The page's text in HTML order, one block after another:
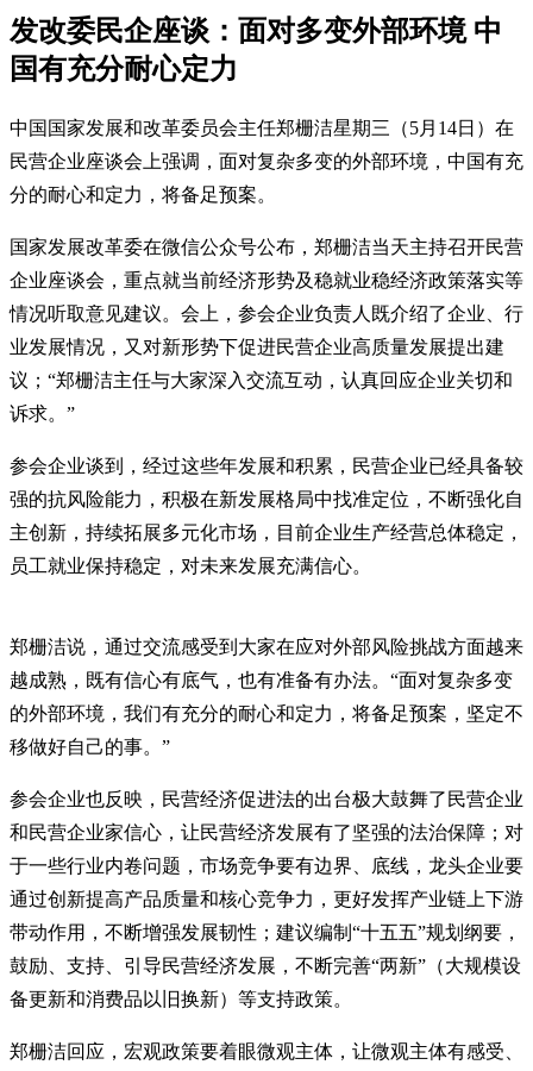
发改委民企座谈：面对多变外部环境 中
国有充分耐心定力
中国国家发展和改革委员会主任郑栅洁星期三（5月14日）在
民营企业座谈会上强调，面对复杂多变的外部环境，中国有充
分的耐心和定力，将备足预案。
国家发展改革委在微信公众号公布，郑栅洁当天主持召开民营
企业座谈会，重点就当前经济形势及稳就业稳经济政策落实等
情况听取意见建议。会上，参会企业负责人既介绍了企业、行
业发展情况，又对新形势下促进民营企业高质量发展提出建
议；“郑栅洁主任与大家深入交流互动，认真回应企业关切和
诉求。”
参会企业谈到，经过这些年发展和积累，民营企业已经具备较
强的抗风险能力，积极在新发展格局中找准定位，不断强化自
主创新，持续拓展多元化市场，目前企业生产经营总体稳定，
员工就业保持稳定，对未来发展充满信心。
郑栅洁说，通过交流感受到大家在应对外部风险挑战方面越来
越成熟，既有信心有底气，也有准备有办法。“面对复杂多变
的外部环境，我们有充分的耐心和定力，将备足预案，坚定不
移做好自己的事。”
参会企业也反映，民营经济促进法的出台极大鼓舞了民营企业
和民营企业家信心，让民营经济发展有了坚强的法治保障；对
于一些行业内卷问题，市场竞争要有边界、底线，龙头企业要
通过创新提高产品质量和核心竞争力，更好发挥产业链上下游
带动作用，不断增强发展韧性；建议编制“十五五”规划纲要，
鼓励、支持、引导民营经济发展，不断完善“两新”（大规模设
备更新和消费品以旧换新）等支持政策。
郑栅洁回应，宏观政策要着眼微观主体，让微观主体有感受、